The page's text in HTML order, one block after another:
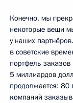
Конечно, мы
некоторые вещи
у наших
в советские
портфель
5 миллиардов
продолжается: 80
компаний